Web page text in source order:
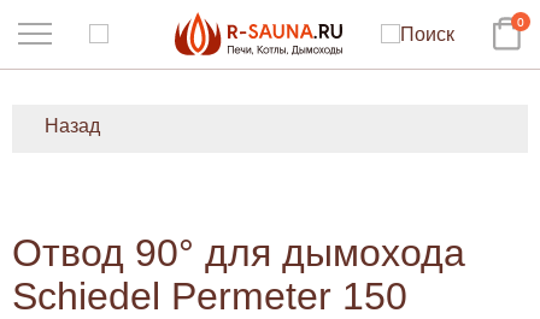
0
Назад
Отвод 90° для дымохода
Schiedel Permeter 150